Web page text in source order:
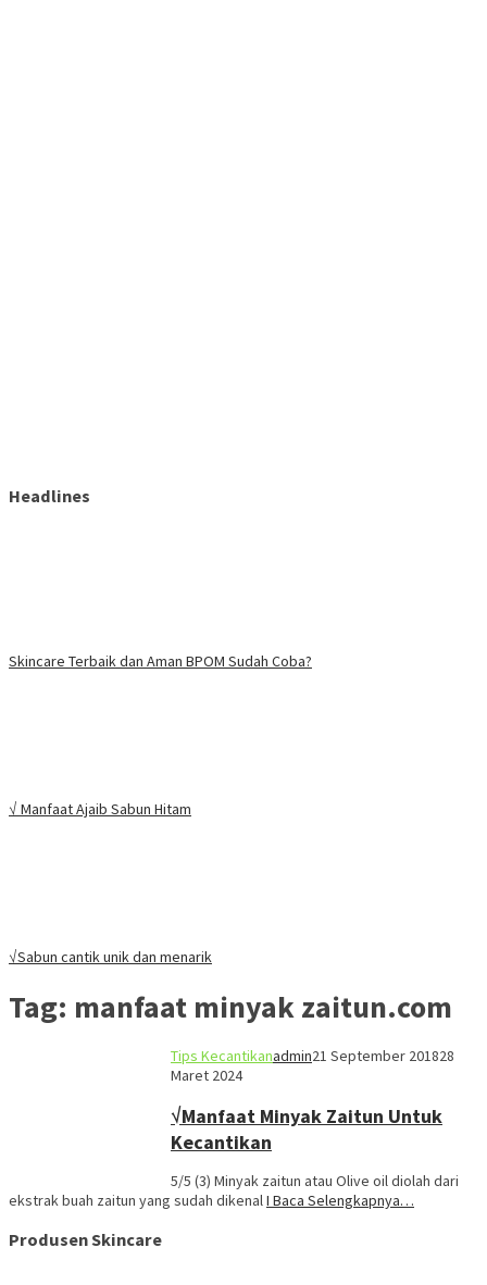
Headlines
Skincare Terbaik dan Aman BPOM Sudah Coba?
√ Manfaat Ajaib Sabun Hitam
√Sabun cantik unik dan menarik
Tag: manfaat minyak zaitun.com
Tips Kecantikanadmin21 September 201828
Maret 2024
√Manfaat Minyak Zaitun Untuk
Kecantikan
5/5 (3) Minyak zaitun atau Olive oil diolah dari
ekstrak buah zaitun yang sudah dikenalI Baca Selengkapnya…
Produsen Skincare